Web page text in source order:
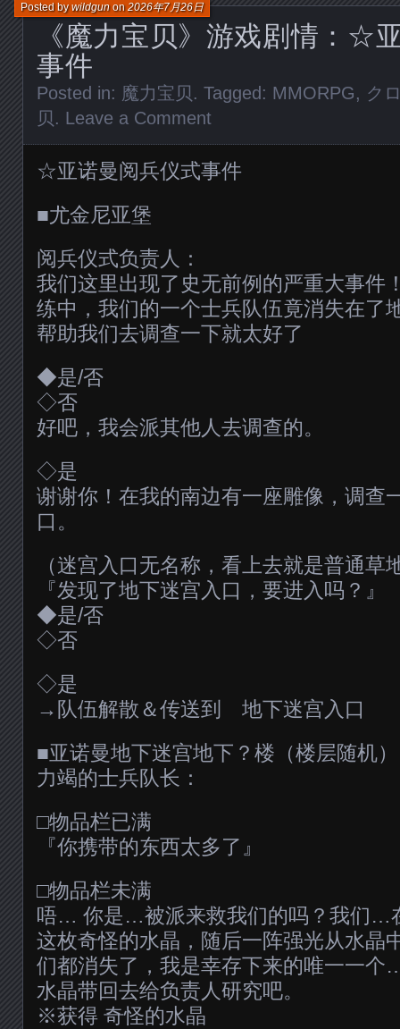
《魔力宝贝》游戏剧情：☆
事件
Posted bywildgunon2026年7月26日
Posted in: 魔力宝贝 . Tagged: MMORPG, ク
贝 . Leave a Comment
☆亚诺曼阅兵仪式事件
■尤金尼亚堡
阅兵仪式负责人：
我们这里出现了史无前例的严重大事件
练中，我们的一个士兵队伍竟消失在了
帮助我们去调查一下就太好了
◆是/否
◇否
好吧，我会派其他人去调查的。
◇是
谢谢你！在我的南边有一座雕像，调查
口。
（迷宫入口无名称，看上去就是普通草
『发现了地下迷宫入口，要进入吗？』
◆是/否
◇否
◇是
→队伍解散＆传送到 地下迷宫入口
■亚诺曼地下迷宫地下？楼（楼层随机）
力竭的士兵队长：
□物品栏已满
『你携带的东西太多了』
□物品栏未满
唔… 你是…被派来救我们的吗？我们…
这枚奇怪的水晶，随后一阵强光从水
们都消失了，我是幸存下来的唯一一
水晶带回去给负责人研究吧。
※获得 奇怪的水晶